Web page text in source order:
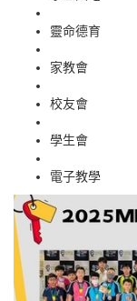
靈命德育
家教會
校友會
學生會
電子教學